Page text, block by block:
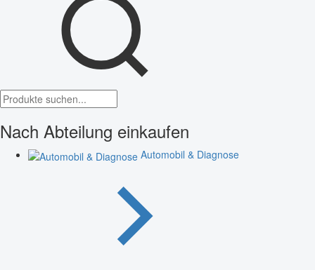
Nach Abteilung einkaufen
Automobil & Diagnose